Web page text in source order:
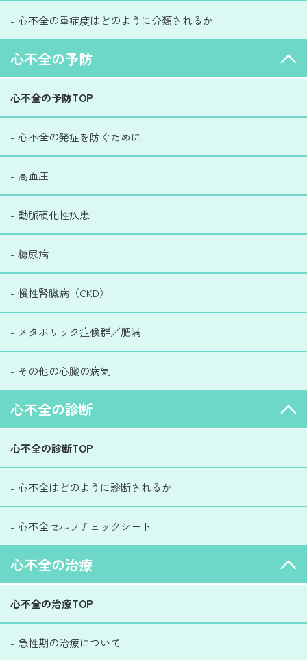
- 心不全の重症度はどのように分類されるか
心不全の予防
心不全の予防TOP
- 心不全の発症を防ぐために
- 高血圧
- 動脈硬化性疾患
- 糖尿病
- 慢性腎臓病（CKD）
- メタボリック症候群／肥満
- その他の心臓の病気
心不全の診断
心不全の診断TOP
- 心不全はどのように診断されるか
- 心不全セルフチェックシート
心不全の治療
心不全の治療TOP
- 急性期の治療について